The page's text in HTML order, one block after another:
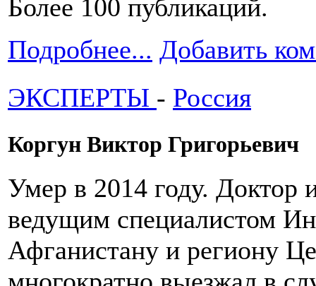
Более 100 публикаций.
Подробнее... Добавить
ЭКСПЕРТЫ - Россия
Коргун Виктор Григорьевич
Умер в 2014 году. Доктор
ведущим специалистом
Афганистану и региону